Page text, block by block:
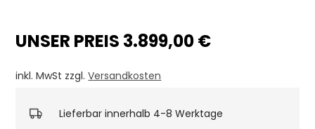
UNSER PREIS 3.899,00 €
inkl. MwSt zzgl.Versandkosten
Lieferbar innerhalb 4-8 Werktage